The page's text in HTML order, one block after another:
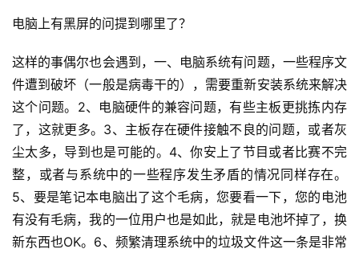
电脑上有黑屏的问提到哪里了？
这样的事偶尔也会遇到，一、电脑系统有问题，一些程序文
件遭到破坏（一般是病毒干的），需要重新安装系统来解决
这个问题。 2、电脑硬件的兼容问题，有些主板更挑拣内存
了，这就更多。 3、主板存在硬件接触不良的问题，或者灰
尘太多，导到也是可能的。 4、你安上了节目或者比赛不完
整，或者与系统中的一些程序发生矛盾的情况同样存在。
5、要是笔记本电脑出了这个毛病，您要看一下，您的电池
有没有毛病，我的一位用户也是如此，就是电池坏掉了，换
新东西也OK。 6、频繁清理系统中的垃圾文件这一条是非常